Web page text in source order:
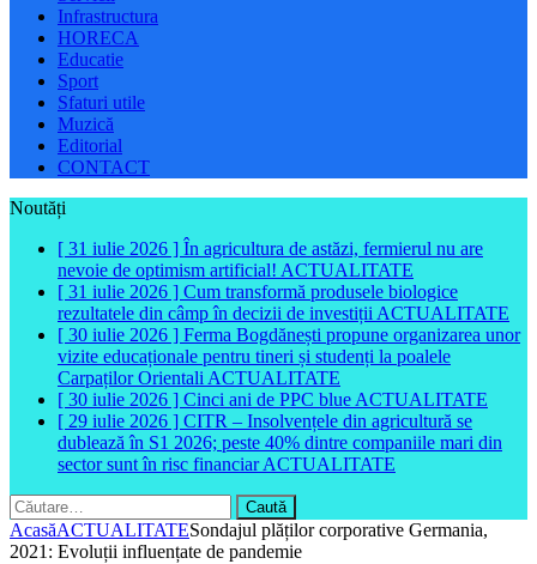
Infrastructura
HORECA
Educatie
Sport
Sfaturi utile
Muzică
Editorial
CONTACT
Noutăți
[ 31 iulie 2026 ] În agricultura de astăzi, fermierul nu are
nevoie de optimism artificial! ACTUALITATE
[ 31 iulie 2026 ] Cum transformă produsele biologice
rezultatele din câmp în decizii de investiții ACTUALITATE
[ 30 iulie 2026 ] Ferma Bogdănești propune organizarea unor
vizite educaționale pentru tineri și studenți la poalele
Carpaților Orientali ACTUALITATE
[ 30 iulie 2026 ] Cinci ani de PPC blue ACTUALITATE
[ 29 iulie 2026 ] CITR – Insolvențele din agricultură se
dublează în S1 2026; peste 40% dintre companiile mari din
sector sunt în risc financiarACTUALITATE
Caută
după:
AcasăACTUALITATESondajul plăților corporative Germania,
2021: Evoluții influențate de pandemie